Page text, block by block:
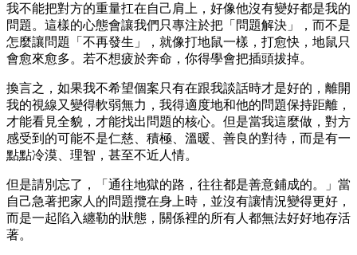
我不能把對方的重量扛在自己肩上，好像他沒有變好都是我的
問題。這樣的心態會讓我們只專注於把「問題解決」，而不是
怎麼讓問題「不再發生」，就像打地鼠一樣，打愈快，地鼠只
會愈來愈多。若不想疲於奔命，你得學會把插頭拔掉。
換言之，如果我不希望個案只有在跟我談話時才是好的，離開
我的視線又變得軟弱無力，我得適度地和他的問題保持距離，
才能看見全貌，才能找出問題的核心。但是當我這麼做，對方
感受到的可能不是仁慈、積極、溫暖、善良的對待，而是有一
點點冷漠、理智，甚至不近人情。
但是請別忘了，「通往地獄的路，往往都是善意鋪成的。」當
自己急著把家人的問題攬在身上時，並沒有讓情況變得更好，
而是一起陷入纏勒的狀態，關係裡的所有人都無法好好地存活
著。